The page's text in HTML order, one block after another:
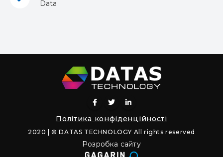
Data
Політика конфіденційності
2020 | © DATAS TECHNOLOGY All rights reserved
Розробка сайту